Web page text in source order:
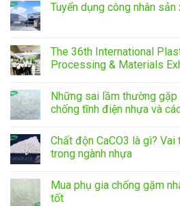
Tuyển dụng công nhân
The 36th International
Processing & Materials
Những sai lầm thường
chống tĩnh điện nhựa và
Chất độn CaCO3 là gì?
trong ngành nhựa
Mua phụ gia chống gặm
tốt